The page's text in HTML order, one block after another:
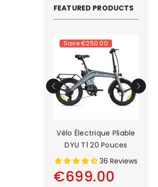
FEATURED PRODUCTS
Save€250.00
Vélo Électrique Pliable
DYU T1 20 Pouces
36 Reviews
€699.00